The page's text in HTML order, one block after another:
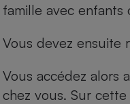
famille avec enfants
Vous devez ensuite
Vous accédez alors
chez vous. Sur